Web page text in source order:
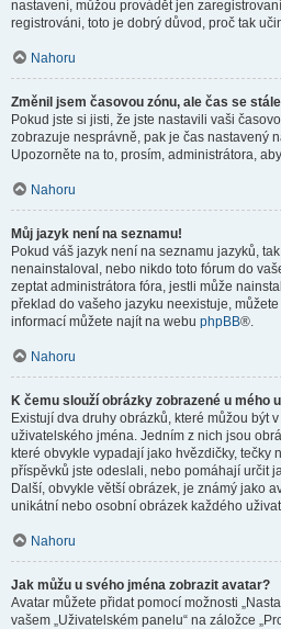
nastavení, můžou provádět jen
registrováni, toto je dobrý důvod, proč tak
Nahoru
Změnil jsem časovou zónu, ale čas se
Pokud jste si jisti, že jste nastavili vaši
zobrazuje nesprávně, pak je čas nastavený
Upozorněte na to, prosím, administrátora,
Nahoru
Můj jazyk není na seznamu!
Pokud váš jazyk není na seznamu jazyků,
nenainstaloval, nebo nikdo toto fórum do
zeptat administrátora fóra, jestli může
překlad do vašeho jazyku neexistuje,
informací můžete najít na webu phpBB®.
Nahoru
K čemu slouží obrázky zobrazené u mého
Existují dva druhy obrázků, které můžou být
uživatelského jména. Jedním z nich jsou
které obvykle vypadají jako hvězdičky, tečky
příspěvků jste odeslali, nebo pomáhají určit
Další, obvykle větší obrázek, je známý jako
unikátní nebo osobní obrázek každého
Nahoru
Jak můžu u svého jména zobrazit avatar?
Avatar můžete přidat pomocí možnosti
vašem „Uživatelském panelu“ na záložce